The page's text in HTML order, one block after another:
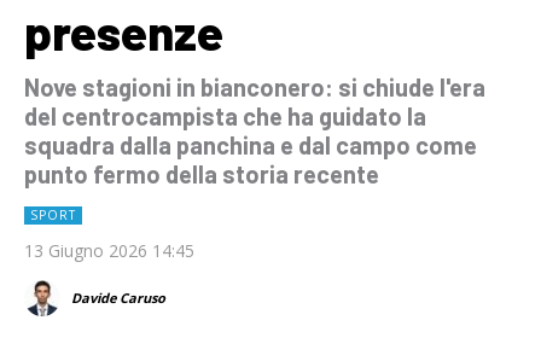
presenze
Nove stagioni in bianconero: si chiude l'era
del centrocampista che ha guidato la
squadra dalla panchina e dal campo come
punto fermo della storia recente
SPORT
13 Giugno 2026 14:45
Davide Caruso